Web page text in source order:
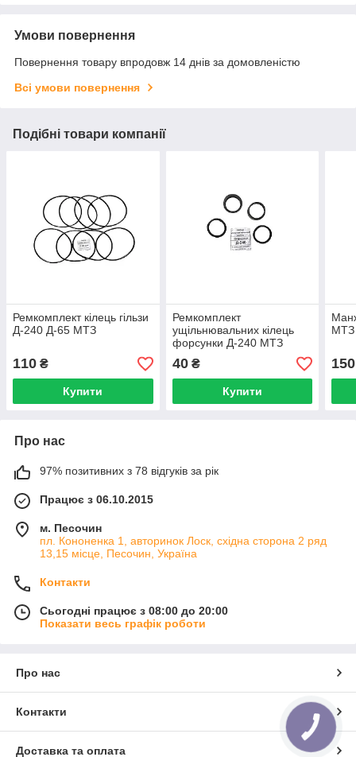
Умови повернення
Повернення товару впродовж 14 днів за домовленістю
Всі умови повернення
Подібні товари компанії
Ремкомплект кілець гільзи
Д-240 Д-65 МТЗ
110 ₴
Купити
Ремкомплект
ущільнювальних кілець
форсунки Д-240 МТЗ
40₴
Купити
МТЗ
150
Про нас
97% позитивних з 78 відгуків за рік
Працює з 06.10.2015
м. Песочин
пл. Кононенка 1, авторинок Лоск, східна сторона 2 ряд
13,15 місце, Песочин, Україна
Контакти
Сьогодні працює з 08:00 до 20:00
Показати весь графік роботи
Про нас
Контакти
Доставка та оплата
КНОПКА
ЗВ'ЯЗКУ